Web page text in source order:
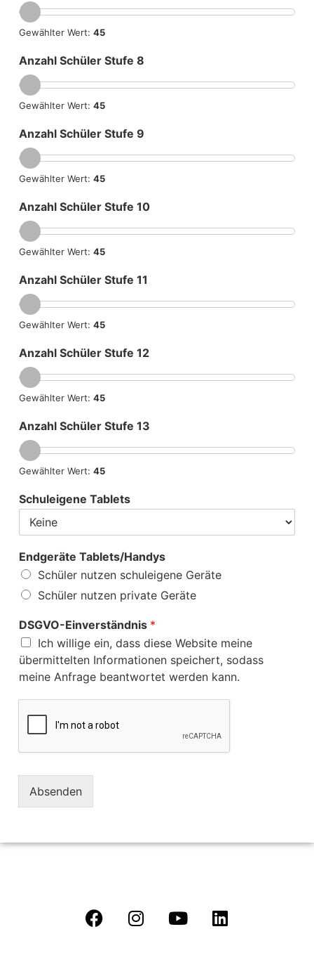
Gewählter Wert: 45
Anzahl Schüler Stufe 8
Gewählter Wert: 45
Anzahl Schüler Stufe 9
Gewählter Wert: 45
Anzahl Schüler Stufe 10
Gewählter Wert: 45
Anzahl Schüler Stufe 11
Gewählter Wert: 45
Anzahl Schüler Stufe 12
Gewählter Wert: 45
Anzahl Schüler Stufe 13
Gewählter Wert: 45
Schuleigene Tablets
Endgeräte Tablets/Handys
Schüler nutzen schuleigene Geräte
Schüler nutzen private Geräte
DSGVO-Einverständnis *
Ich willige ein, dass diese Website meine
übermittelten Informationen speichert, sodass
meine Anfrage beantwortet werden kann.
Absenden